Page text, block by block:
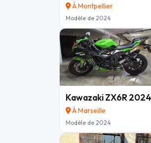
À Montpellier
Modèle de 2024
Kawazaki ZX6R
À Marseille
Modèle de 2024